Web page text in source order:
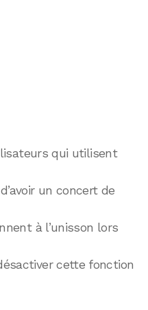
qui utilisent
un concert de
à l’unisson lors
cette fonction